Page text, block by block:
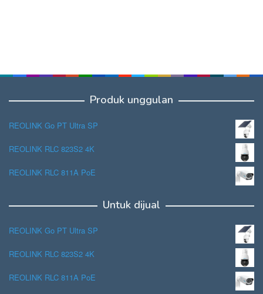
Produk unggulan
REOLINK Go PT Ultra SP
REOLINK RLC 823S2 4K
REOLINK RLC 811A PoE
Untuk dijual
REOLINK Go PT Ultra SP
REOLINK RLC 823S2 4K
REOLINK RLC 811A PoE